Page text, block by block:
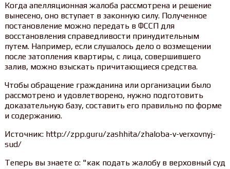
Когда апелляционная жалоба рассмотрена и решение
вынесено, оно вступает в законную силу. Полученное
постановление можно передать в ФССП для
восстановления справедливости принудительным
путем. Например, если слушалось дело о возмещении
после затопления квартиры, с лица, совершившего
залив, можно взыскать причитающиеся средства.
Чтобы обращение гражданина или организации было
рассмотрено и удовлетворено, нужно подготовить
доказательную базу, составить его правильно по форме
и содержанию.
Источник: http://zpp.guru/zashhita/zhaloba-v-verxovnyj-
sud/
Теперь вы знаете о: "как подать жалобу в верховный суд